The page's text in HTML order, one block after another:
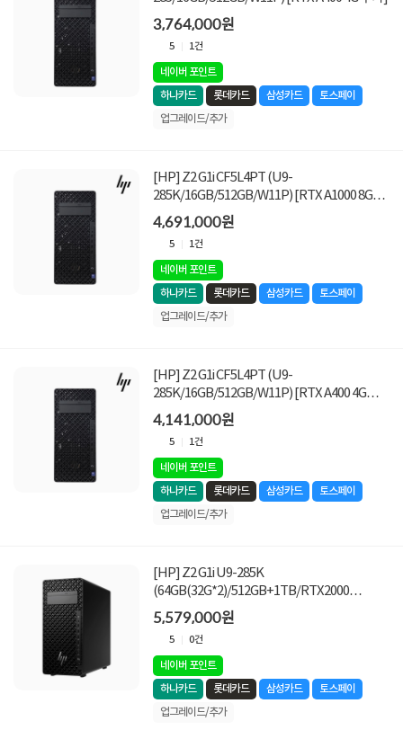
3,764,000원
5 1건
네이버 포인트
하나카드
롯데카드 삼성카드
토스페이
업그레이드/추가
[HP] Z2 G1i CF5L4PT (U9-
285K/16GB/512GB/W11P) [RTX A1000 8G
VGA추가]
4,691,000원
5 1건
네이버 포인트
하나카드
롯데카드 삼성카드
토스페이
업그레이드/추가
[HP] Z2 G1i CF5L4PT (U9-
285K/16GB/512GB/W11P) [RTX A400 4G
VGA추가]
4,141,000원
5 1건
네이버 포인트
하나카드
롯데카드 삼성카드
토스페이
업그레이드/추가
[HP] Z2 G1i U9-285K
(64GB(32G*2)/512GB+1TB/RTX2000
Ada/Win11Pro) [1TB (SSD) 교체](1TB*2)]
5,579,000원
5 0건
네이버 포인트
하나카드
롯데카드 삼성카드
토스페이
업그레이드/추가